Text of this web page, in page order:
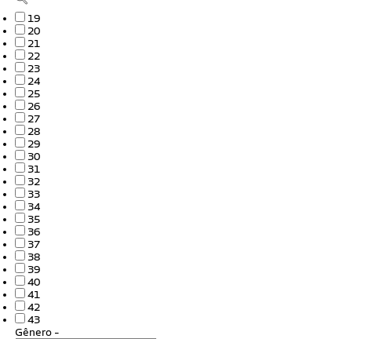
19
20
21
22
23
24
25
26
27
28
29
30
31
32
33
34
35
36
37
38
39
40
41
42
43
Gênero -